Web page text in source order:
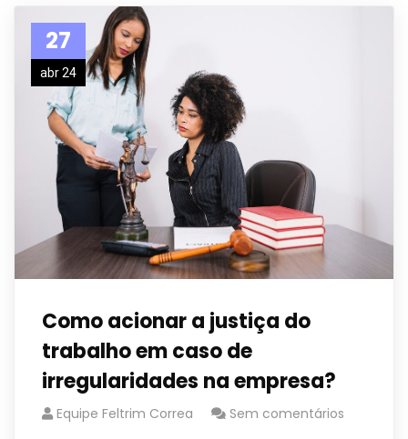
27
abr 24
Como acionar a justiça do
trabalho em caso de
irregularidades na empresa?
Equipe Feltrim Correa Sem comentários